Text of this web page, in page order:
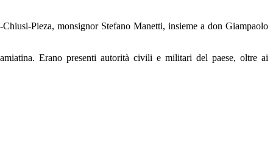
Pieza, monsignor Stefano Manetti, insieme a don Giampaolo
Erano presenti autorità civili e militari del paese, oltre ai